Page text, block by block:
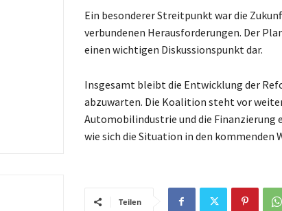
Ein besonderer Streitpunkt war die
verbundenen Herausforderungen. Der
einen wichtigen Diskussionspunkt dar.
Insgesamt bleibt die Entwicklung der
abzuwarten. Die Koalition steht vor
Automobilindustrie und die Finanzierung
wie sich die Situation in den kommenden
Teilen